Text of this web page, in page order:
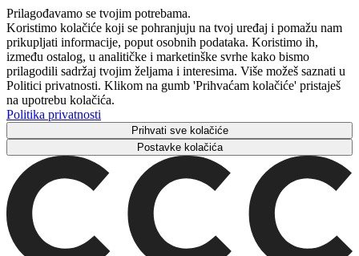
Prilagođavamo se tvojim potrebama.
Koristimo kolačiće koji se pohranjuju na tvoj uređaj i pomažu nam
prikupljati informacije, poput osobnih podataka. Koristimo ih,
između ostalog, u analitičke i marketinške svrhe kako bismo
prilagodili sadržaj tvojim željama i interesima. Više možeš saznati u
Politici privatnosti. Klikom na gumb 'Prihvaćam kolačiće' pristaješ
na upotrebu kolačića.
Politika privatnosti
Prihvati sve kolačiće
Postavke kolačića